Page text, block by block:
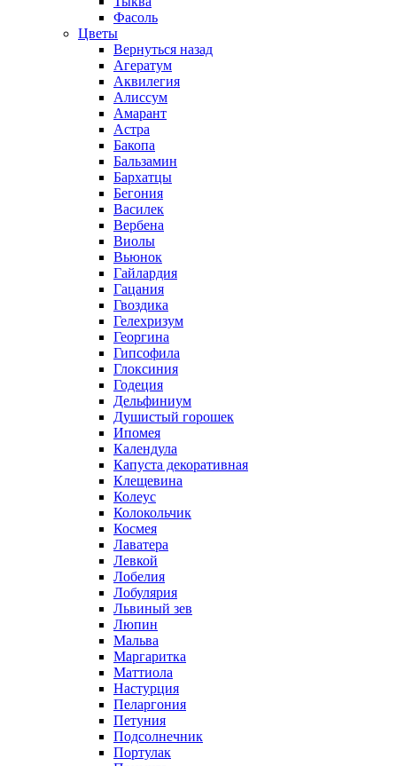
Фасоль
Цветы
Вернуться назад
Агератум
Аквилегия
Алиссум
Амарант
Астра
Бакопа
Бальзамин
Бархатцы
Бегония
Василек
Вербена
Виолы
Вьюнок
Гайлардия
Гацания
Гвоздика
Гелехризум
Георгина
Гипсофила
Глоксиния
Годеция
Дельфиниум
Душистый горошек
Ипомея
Календула
Капуста декоративная
Клещевина
Колеус
Колокольчик
Космея
Лаватера
Левкой
Лобелия
Лобулярия
Львиный зев
Люпин
Мальва
Маргаритка
Маттиола
Настурция
Пеларгония
Петуния
Подсолнечник
Портулак